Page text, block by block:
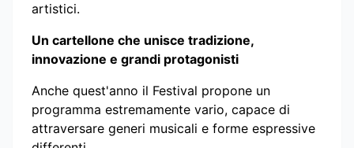
artistici.
Un cartellone che unisce tradizione,
innovazione e grandi protagonisti
Anche quest'anno il Festival propone un
programma estremamente vario, capace di
attraversare generi musicali e forme espressive